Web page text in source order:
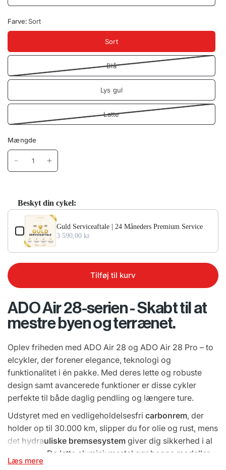
Farve: Sort
Sort
Blå
Lys gul
Latte
Mængde
Beskyt din cykel:
Use the Previous and Next buttons to navigate through
Guld Serviceaftale | 24 Måneders Premium Service
3 590,00 kr
Tilføj til kurv
ADO Air 28-serien - Skabt til at
mestre byen og terrænet.
Oplev friheden med ADO Air 28 og ADO Air 28 Pro – to
elcykler, der forener elegance, teknologi og
funktionalitet i én pakke. Med deres lette og robuste
design samt avancerede funktioner er disse cykler
perfekte til både daglig pendling og længere ture.
Udstyret med en vedligeholdelsesfricarbonrem, der
holder op til 30.000 km, slipper du for olie og rust, mens
det hydrauliske bremsesystem giver dig sikkerhed i al
slags vejr. De lette aluminiumsstel gør begge modeller
nemme at håndtere, og med
Læs mere